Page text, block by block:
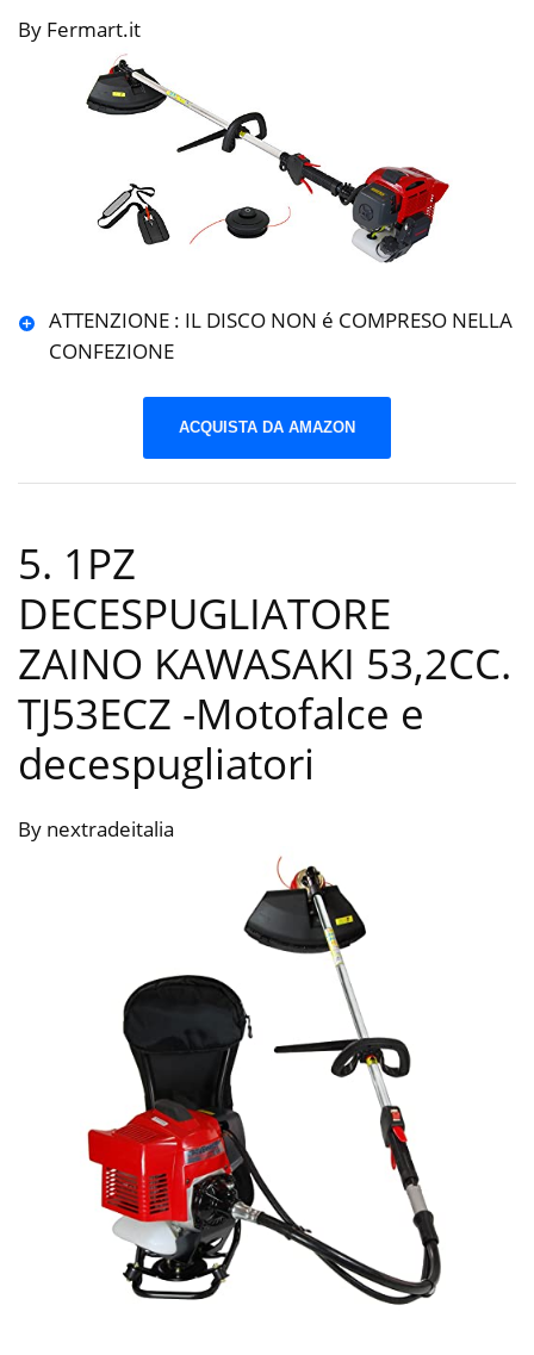
By Fermart.it
ATTENZIONE : IL DISCO NON é COMPRESO NELLA
CONFEZIONE
ACQUISTA DA AMAZON
5. 1PZ
DECESPUGLIATORE
ZAINO KAWASAKI 53,2CC.
TJ53ECZ -Motofalce e
decespugliatori
By nextradeitalia